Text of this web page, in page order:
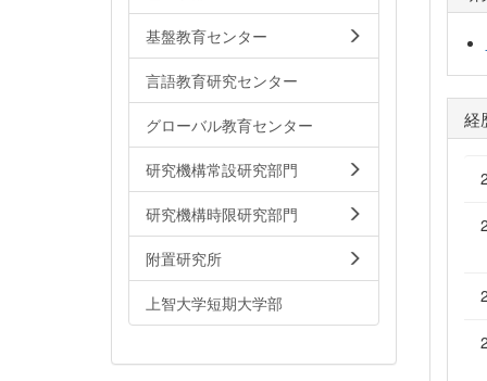
経
基盤教育センター
言語教育研究センター
グローバル教育センター
研究機構常設研究部門
研究機構時限研究部門
附置研究所
上智大学短期大学部